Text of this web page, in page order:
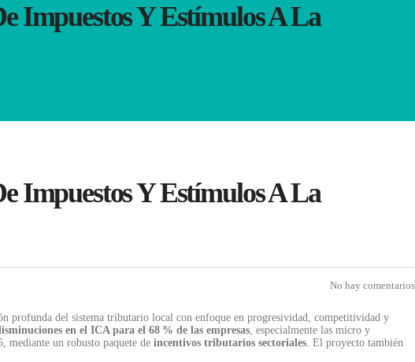
Impuestos Y Estímulos A La
Impuestos Y Estímulos A La
No hay comentarios
profunda del sistema tributario local con enfoque en progresividad, competitividad y
en el ICA para el 68 % de las empresas, especialmente las micro y
mediante un robusto paquete de incentivos tributarios sectoriales. El proyecto también